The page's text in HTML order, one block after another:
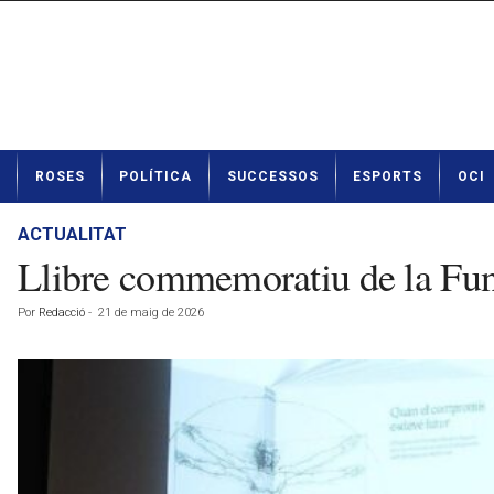
t
ROSES POLÍTICA SUCCESSOS ESPORTS OCI
ACTUALITAT
Llibre commemoratiu de la
Por Redacció - 21 de maig de 2026